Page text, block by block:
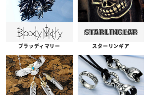
ブラッディマリー スターリンギア